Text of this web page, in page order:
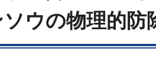
ウの物理的防